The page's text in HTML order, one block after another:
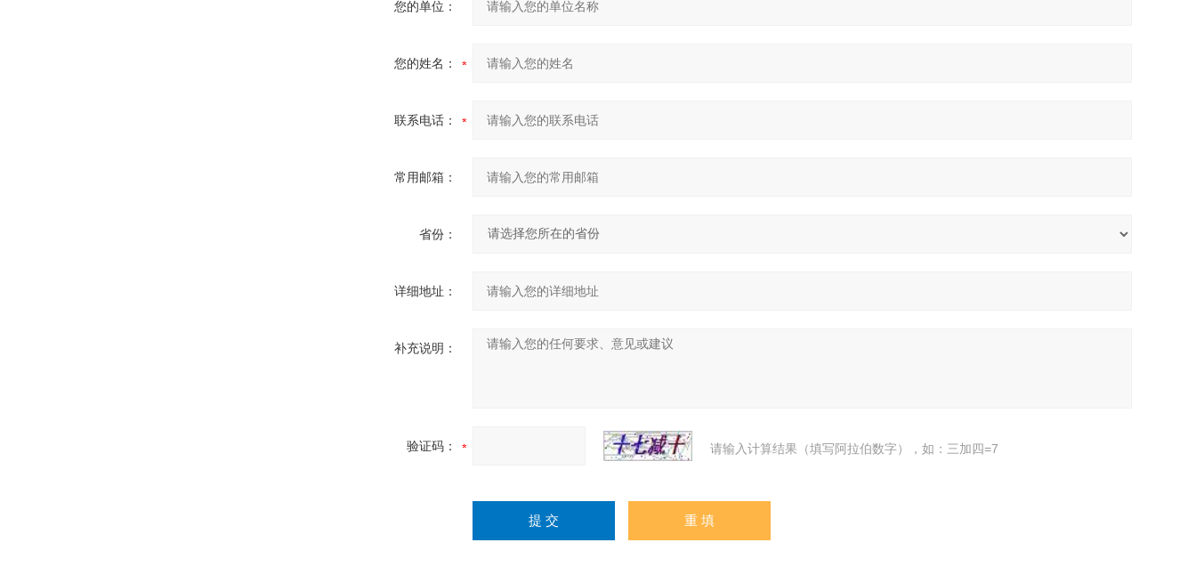
您的单位：
您的姓名：
联系电话：
常用邮箱：
省份：
详细地址：
补充说明：
验证码： 请输入计算结果（填写阿拉伯数字），如：三加四=7